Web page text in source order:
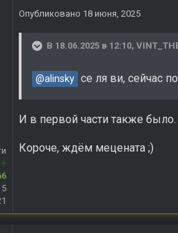
+
Опубликовано 18 июня, 2025
В 18.06.2025 в 12:10,
@alinsky се ля ви, сейчас
И в первой части также
Короче, ждём мецената ;)